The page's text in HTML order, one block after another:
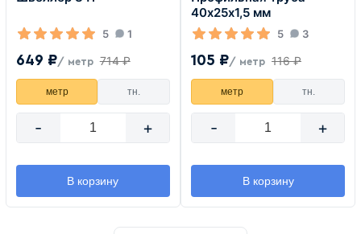
5 1
649 ₽/ метр 714 ₽
метр тн.
- +
В корзину
40х25х1,5 мм
5 3
105 ₽/ метр 116 ₽
метр тн.
- +
В корзину